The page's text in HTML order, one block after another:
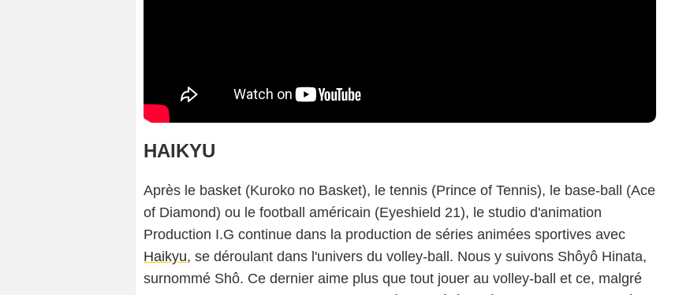
HAIKYU
Après le basket (Kuroko no Basket), le tennis (Prince of Tennis), le base-ball (Ace
of Diamond) ou le football américain (Eyeshield 21), le studio d'animation
Production I.G continue dans la production de séries animées sportives avec
Haikyu, se déroulant dans l'univers du volley-ball. Nous y suivons Shôyô Hinata,
surnommé Shô. Ce dernier aime plus que tout jouer au volley-ball et ce, malgré